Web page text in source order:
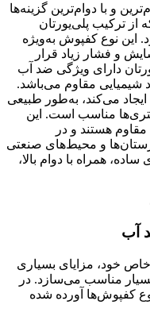
و با دوام‌ترین گزینه‌ها
ترکیب پلی‌یورتان
این نوع کفپوش به‌ویژه
و فشار زیاد قرار
دارای ویژگی ضد آب
شیمیایی مقاوم می‌باشد.
می‌کند، به‌طور طبیعی
مناسب است. این
هستند و در
و محیط‌های صنعتی
همراه با دوام بالا،
آب
خود، مزایای بسیاری
مناسب می‌سازد. در
کفپوش‌ها آورده شده